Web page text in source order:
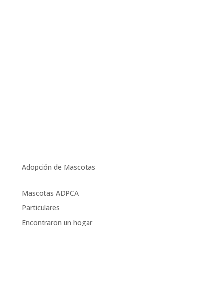
Adopción de Mascotas
Mascotas ADPCA
Particulares
Encontraron un hogar